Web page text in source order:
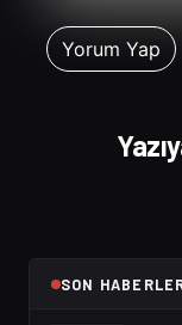
SON